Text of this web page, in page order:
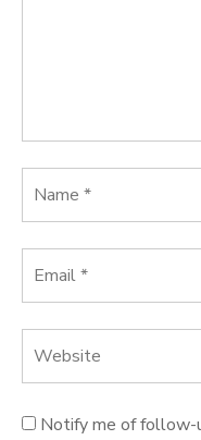
Notify me of follow-